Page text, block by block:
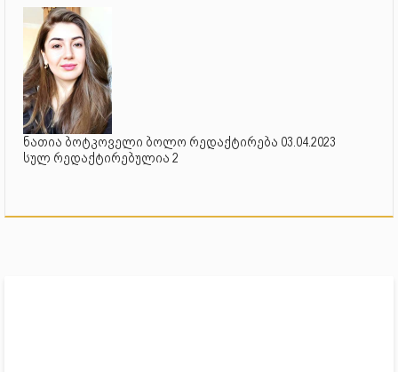
ნათია ბოტკოველი ბოლო რედაქტირება 03.04.2023
სულ რედაქტირებულია 2